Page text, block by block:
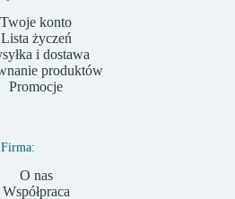
Twoje konto
Lista życzeń
i dostawa
produktów
Promocje
Firma:
O nas
Współpraca